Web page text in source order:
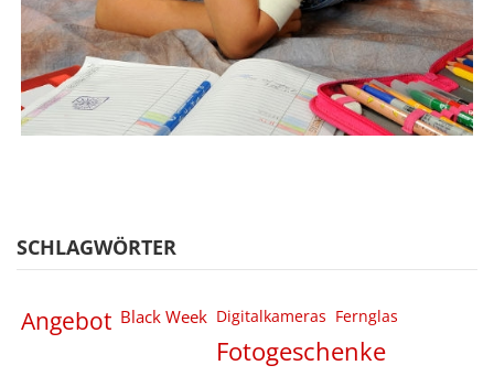
SCHLAGWÖRTER
Angebot Black Week Digitalkameras Fernglas
Fotogeschenke